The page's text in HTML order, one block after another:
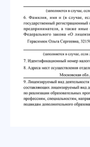
Ментальная
арифметика
Математика
Чтение
Скорочтение
Английский язык
ТРИЗ-Мастермайнд
Вводное занятие
Курсы для детей
Развивающие занятия
Логопедия
Русский язык